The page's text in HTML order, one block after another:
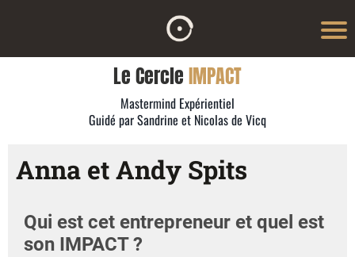
Le CercleIMPACT
Mastermind Expérientiel
Guidé par Sandrine et Nicolas de Vicq
Anna et Andy Spits
Qui est cet entrepreneur et quel est
son IMPACT ?